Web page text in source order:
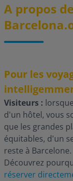
A propos
Pour les
Visiteurs :
d'un hôtel, vous
que les grandes
équitables, d'un
reste à Barcelone.
Découvrez
réserver